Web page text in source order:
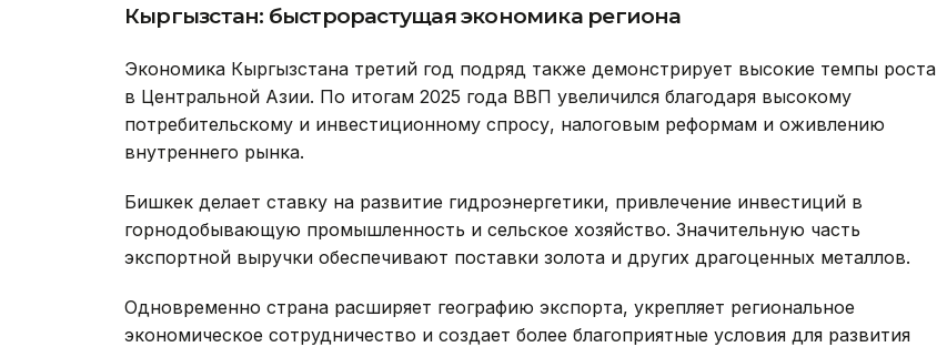
Кыргызстан: быстрорастущая экономика региона
Экономика Кыргызстана третий год подряд также демонстрирует высокие темпы роста
в Центральной Азии. По итогам 2025 года ВВП увеличился благодаря высокому
потребительскому и инвестиционному спросу, налоговым реформам и оживлению
внутреннего рынка.
Бишкек делает ставку на развитие гидроэнергетики, привлечение инвестиций в
горнодобывающую промышленность и сельское хозяйство. Значительную часть
экспортной выручки обеспечивают поставки золота и других драгоценных металлов.
Одновременно страна расширяет географию экспорта, укрепляет региональное
экономическое сотрудничество и создает более благоприятные условия для развития